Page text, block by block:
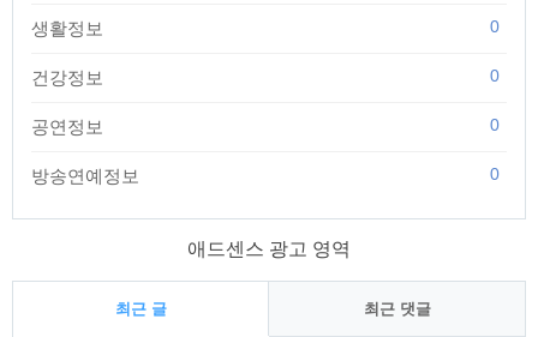
생활정보 0
건강정보 0
공연정보 0
방송연예정보 0
애드센스 광고 영역
최근 글 최근 댓글